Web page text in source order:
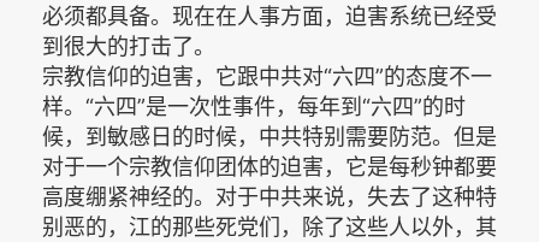
必须都具备。现在在人事方面，迫害系统已经受
到很大的打击了。
宗教信仰的迫害，它跟中共对“六四”的态度不一
样。“六四”是一次性事件，每年到“六四”的时
候，到敏感日的时候，中共特别需要防范。但是
对于一个宗教信仰团体的迫害，它是每秒钟都要
高度绷紧神经的。对于中共来说，失去了这种特
别恶的，江的那些死党们，除了这些人以外，其